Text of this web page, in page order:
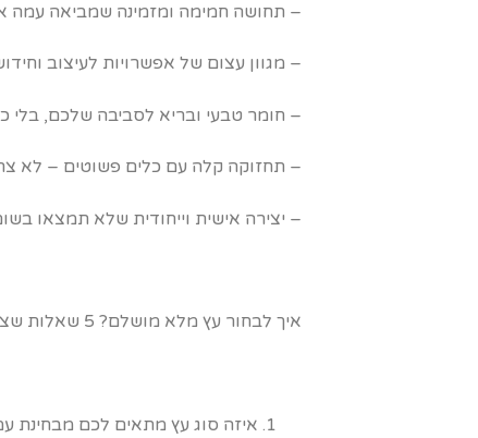
– תחושה חמימה ומזמינה שמביאה עמה
– מגוון עצום של אפשרויות לעיצוב
– חומר טבעי ובריא לסביבה שלכם, בלי
– תחזוקה קלה עם כלים פשוטים – לא
– יצירה אישית וייחודית שלא תמצאו
איך לבחור עץ מלא מושלם? 5 שאלות שצריך לשאול לפני שקופצים למים
איזה סוג עץ מתאים לכם מבחינת